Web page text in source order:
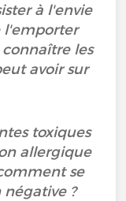
à l'envie
l'emporter
les
avoir sur
toxiques
allergique
se
?